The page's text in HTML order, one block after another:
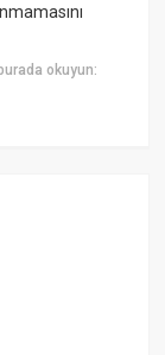
okuyun: